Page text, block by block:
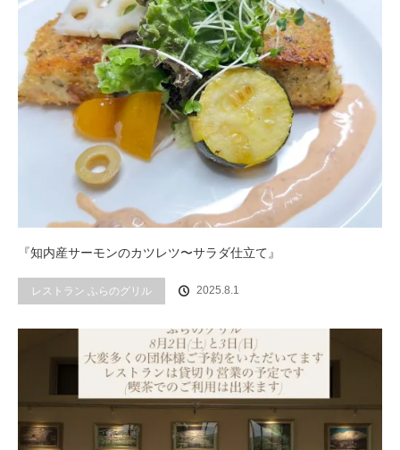
『知内産サーモンのカツレツ〜サラダ仕立て』
レストラン ふらのグリル 2025.8.1